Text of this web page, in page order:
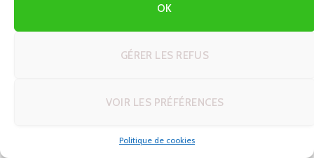
OK
GÉRER LES REFUS
VOIR LES PRÉFÉRENCES
Politique de cookies
maâ (eau) ». Dans beaucoup de destinations touristiques
petits cafés routiers fréquentés par les locaux, la darija